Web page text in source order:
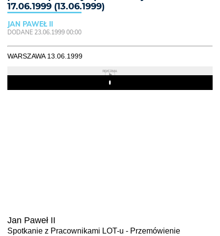
17.06.1999 (13.06.1999)
JAN PAWEŁ II
DODANE 23.06.1999 00:00
WARSZAWA 13.06.1999
REKLAMA
Play
Jan Paweł II
Spotkanie z Pracownikami LOT-u - Przemówienie